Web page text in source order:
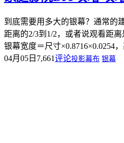
到底需要用多大的银幕？通常的
距离的2/3到1/2，或者说观看距离
银幕宽度＝尺寸×0.8716×0.0254
04月05日 7,661评论投影幕布 银幕